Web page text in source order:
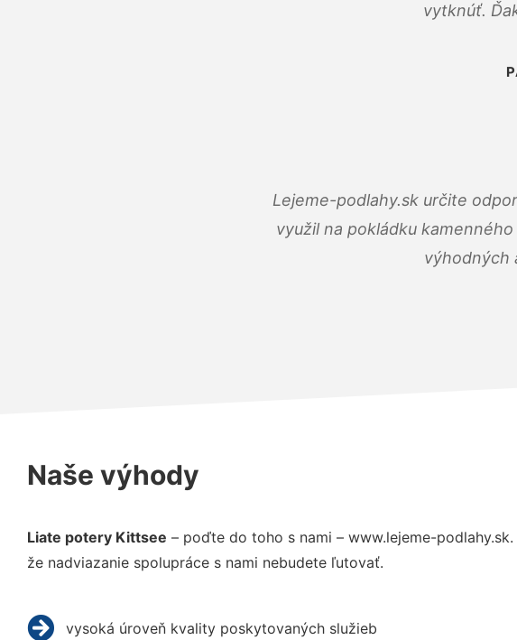
vytknúť.
Lejeme-podlahy.sk určite
využil na pokládku
výhodných
Naše výhody
Liate potery Kittsee – poďte do toho s nami – www.lejeme-
že nadviazanie spolupráce s nami nebudete ľutovať.
vysoká úroveň kvality poskytovaných služieb